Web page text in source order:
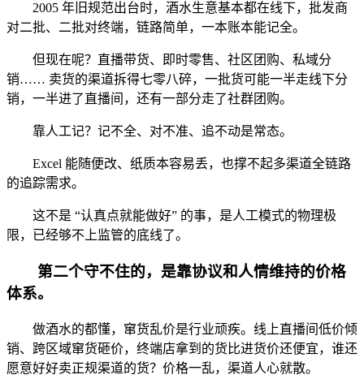
2005 年旧规范出台时，酒水生意基本都在线下，批发商
对二批、二批对终端，链路简单，一本账本能记全。
但现在呢？直播带货、即时零售、社区团购、私域分
销…… 卖货的渠道拆得七零八碎，一批货可能一半走线下分
销，一半进了直播间，还有一部分走了社群团购。
靠人工记？记不全、对不准、追不动是常态。
Excel 能随便改、纸质本容易丢，也撑不起多渠道全链路
的追踪需求。
这不是 “认真点就能做好” 的事，是人工模式的物理极
限，已经够不上监管的底线了。
第二个守不住的，是靠协议和人情维持的价格
体系。
做酒水的都懂，窜货乱价是行业顽疾。线上直播间低价倾
销、跨区域窜货砸价，终端店拿到的货比进货价还便宜，谁还
愿意好好卖正规渠道的货？价格一乱，渠道人心就散。